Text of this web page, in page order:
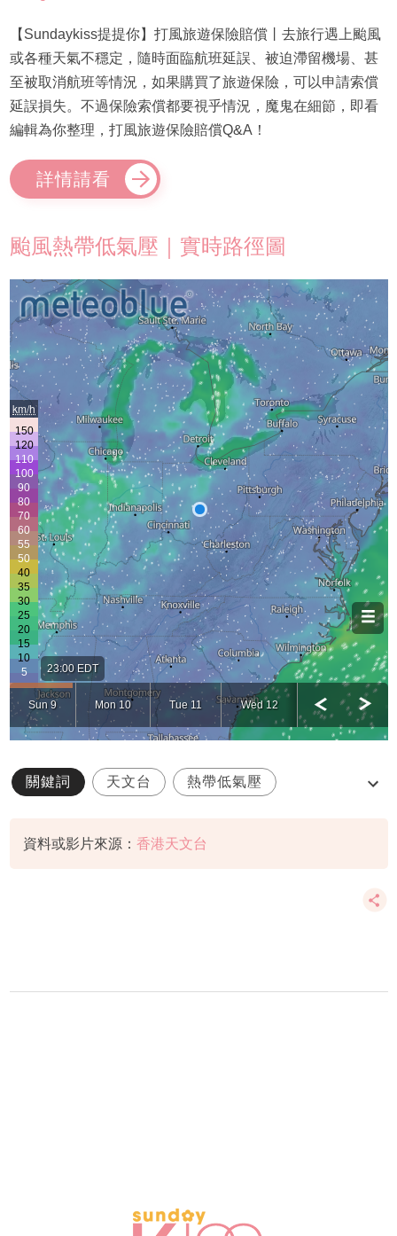
【Sundaykiss提提你】打風旅遊保險賠償丨去旅行遇上颱風
或各種天氣不穩定，隨時面臨航班延誤、被迫滯留機場、甚
至被取消航班等情況，如果購買了旅遊保險，可以申請索償
延誤損失。不過保險索償都要視乎情況，魔鬼在細節，即看
編輯為你整理，打風旅遊保險賠償Q&A！
詳情請看
颱風熱帶低氣壓｜實時路徑圖
關鍵詞 天文台 熱帶低氣壓
資料或影片來源： 香港天文台